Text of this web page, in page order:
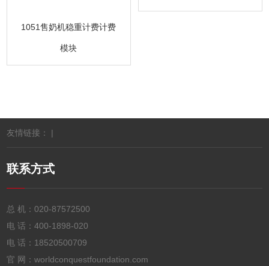
1051售奶机稳重计费计费
模块
友情链接： |
联系方式
总 机：020-87572500
电 话：400-1898-020
电 话： 18520500709
官 网：worldconquestfoundation.com